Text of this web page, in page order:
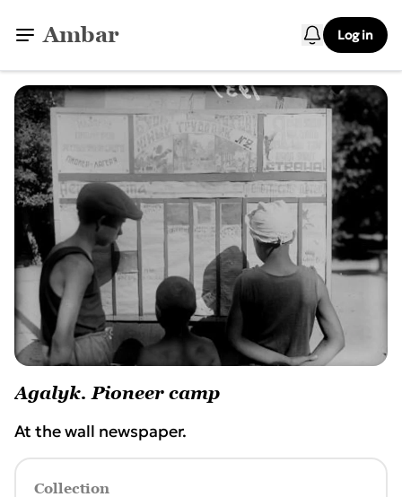
Ambar Log in
Agalyk. Pioneer camp
At the wall newspaper.
Collection